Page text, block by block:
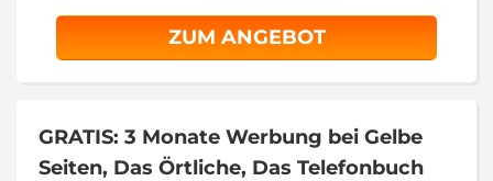
ZUM ANGEBOT
GRATIS: 3 Monate Werbung bei Gelbe
Seiten, Das Örtliche, Das Telefonbuch